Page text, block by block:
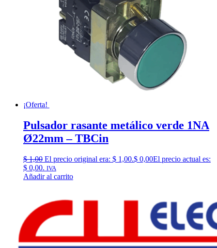
¡Oferta!
Pulsador rasante metálico verde 1NA
Ø22mm – TBCin
$1,00 El precio original era: $ 1,00.$ 0,00El precio actual es:
$ 0,00. IVA
Añadir al carrito